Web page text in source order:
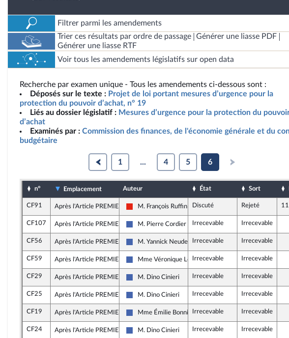
Filtrer parmi les amendements
Trier ces résultats par ordre de passage
Générer une liasse PDF
Générer une liasse RTF
Voir tous les amendements législatifs sur open data
Recherche par examen unique - Tous les amendements ci-dessous sont :
Déposés sur le texte : Projet de loi portant mesures d’urgence pour la
protection du pouvoir d’achat, n° 19
Liés au dossier législatif : Mesures d’urgence pour la protection du
d’achat
Examinés par : Commission des finances, de l'économie générale et du
budgétaire
1 ... 4 5 6
n° Emplacement Auteur État Sort
CF91 Après l'Article PREMIER
La France insoumise - Nouvelle Union Populaire
M. François Ruffin Discuté Rejeté
CF107 Après l'Article PREMIER
Les Républicains
M. Pierre Cordier Irrecevable Irrecevable
CF56 Après l'Article PREMIER
Les Républicains
M. Yannick Neuder Irrecevable Irrecevable
CF59 Après l'Article PREMIER
Les Républicains
Mme Véronique Louwagie
Irrecevable Irrecevable
CF29 Après l'Article PREMIER
Les Républicains
M. Dino Cinieri Irrecevable Irrecevable
CF25 Après l'Article PREMIER
Les Républicains
M. Dino Cinieri Irrecevable Irrecevable
CF19 Après l'Article PREMIER
Les Républicains
Mme Émilie BonnivardIrrecevable Irrecevable
CF24 Après l'Article PREMIER
Les Républicains
M. Dino Cinieri Irrecevable Irrecevable